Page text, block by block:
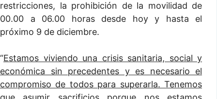
restricciones, la prohibición de la movilidad de
00.00 a 06.00 horas desde hoy y hasta el
próximo 9 de diciembre.
“Estamos viviendo una crisis sanitaria, social y
económica sin precedentes y es necesario el
compromiso de todos para superarla. Tenemos